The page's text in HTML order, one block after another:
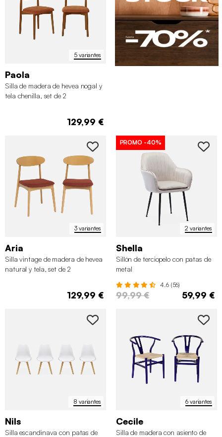
5 variantes
Paola
Silla de madera de hevea nogal y
tela chenilla, set de 2
129,99 €
3 variantes
Aria
Silla vintage de madera de hevea
natural y tela, set de 2
129,99 €
2 variantes
PROMO -40%
Shella
Sillón de terciopelo con patas de
metal
4.6 (56)
99,99 € 59,99 €
8 variantes
Nils
Silla escandinava con patas de
6 variantes
Cecile
Silla de madera con asiento de